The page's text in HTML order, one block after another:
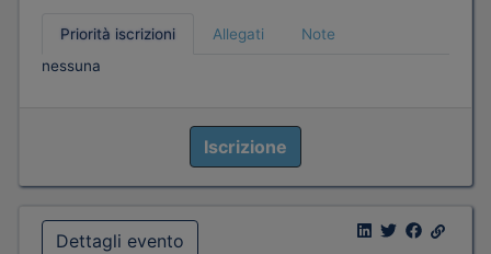
Priorità iscrizioni Allegati
Note
nessuna
Iscrizione
Dettagli evento